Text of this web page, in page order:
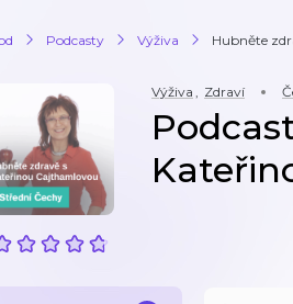
Podcasty Výživa Hubněte
Výživa , Zdraví